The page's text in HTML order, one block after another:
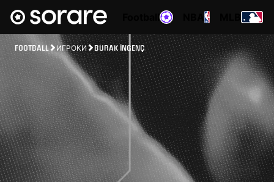
FOOTBALL ИГРОКИ BURAK İNGENÇ